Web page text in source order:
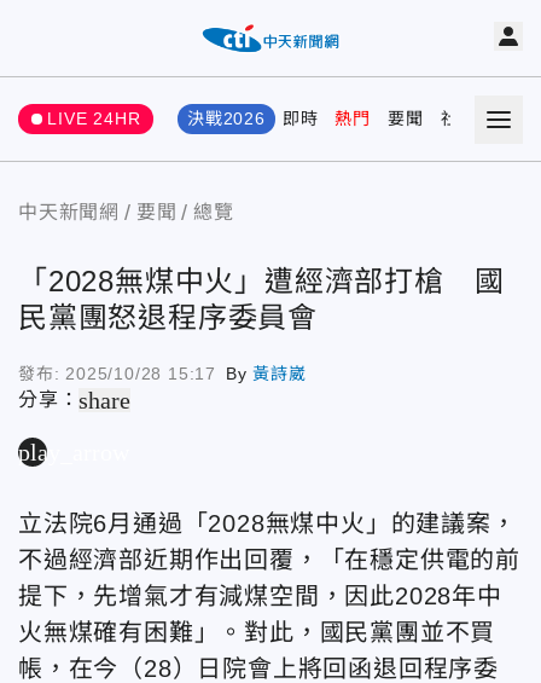
LIVE 24HR 決戰2026 即時 熱門 要聞 社會 娛樂
中天新聞網 要聞 總覽
「2028無煤中火」遭經濟部打槍 國
民黨團怒退程序委員會
發布: 2025/10/28 15:17 By黃詩崴
分享：share
play_arrow
立法院6月通過「2028無煤中火」的建議案，
不過經濟部近期作出回覆，「在穩定供電的前
提下，先增氣才有減煤空間，因此2028年中
火無煤確有困難」。對此，國民黨團並不買
帳，在今（28）日院會上將回函退回程序委